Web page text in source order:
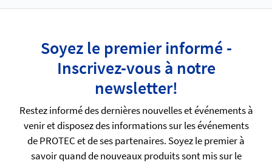
Soyez le premier informé -
Inscrivez-vous à notre
newsletter!
Restez informé des dernières nouvelles et événements à
venir et disposez des informations sur les événements
de PROTEC et de ses partenaires. Soyez le premier à
savoir quand de nouveaux produits sont mis sur le